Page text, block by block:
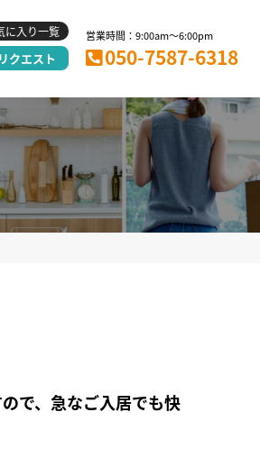
に入り一覧
クエスト
営業時間：9:00am～6:00pm
050-7587-6318
で、急なご入居でも快